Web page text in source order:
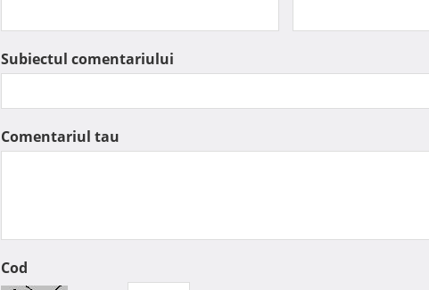
Subiectul comentariului
Comentariul tau
Cod